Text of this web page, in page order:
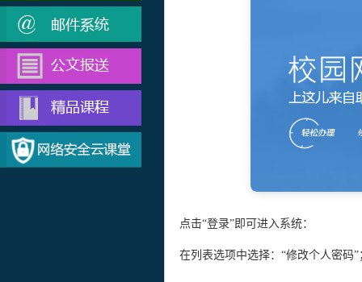
点击“登录”即可进入系统：
在列表选项中选择：“修改个人密码”